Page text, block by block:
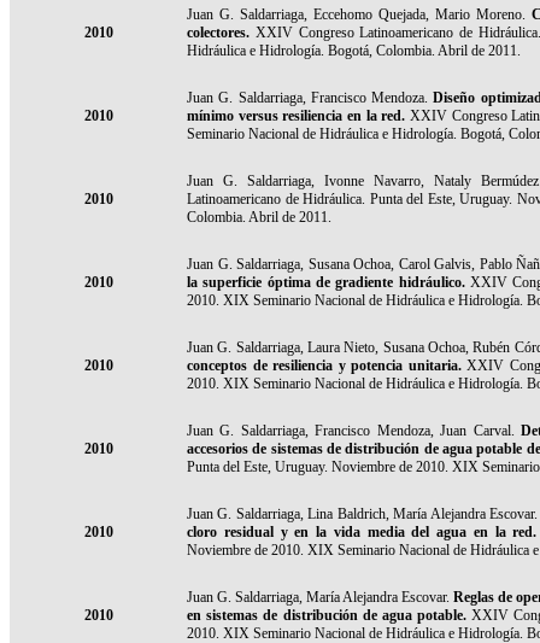
2010
Juan G. Saldarriaga, Eccehomo Quejada, Mario Moreno.
colectores. XXIV Congreso Latinoamericano de
Hidráulica e Hidrología. Bogotá, Colombia. Abril de 2011.
2010
Juan G. Saldarriaga, Francisco Mendoza.Diseño
mínimo versus resiliencia en la red. XXIV Congreso
Seminario Nacional de Hidráulica e Hidrología. Bogotá,
2010
Juan G. Saldarriaga, Ivonne Navarro, Nataly
Latinoamericano de Hidráulica. Punta del Este, Uruguay.
Colombia. Abril de 2011.
2010
Juan G. Saldarriaga, Susana Ochoa, Carol Galvis, Pablo
la superficie óptima de gradiente hidráulico. XXIV
2010. XIX Seminario Nacional de Hidráulica e Hidrología.
2010
Juan G. Saldarriaga, Laura Nieto, Susana Ochoa, Rubén
conceptos de resiliencia y potencia unitaria.XXIV
2010. XIX Seminario Nacional de Hidráulica e Hidrología.
2010
Juan G. Saldarriaga, Francisco Mendoza, Juan Carval.
accesorios de sistemas de distribución de agua potable
Punta del Este, Uruguay. Noviembre de 2010. XIX
2010
Juan G. Saldarriaga, Lina Baldrich, María Alejandra
cloro residual y en la vida media del agua en la red.
Noviembre de 2010. XIX Seminario Nacional de Hidráulica
2010
Juan G. Saldarriaga, María Alejandra Escovar. Reglas de
en sistemas de distribución de agua potable. XXIV
2010. XIX Seminario Nacional de Hidráulica e Hidrología.